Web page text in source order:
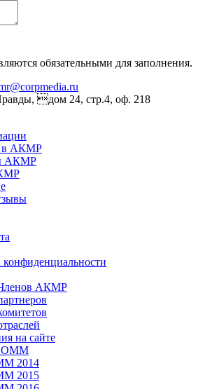
обязательными для заполнения.
дом 24, стр.4, оф. 218
в АКМР
АКМР
АКМР
на сайте
2014
2015